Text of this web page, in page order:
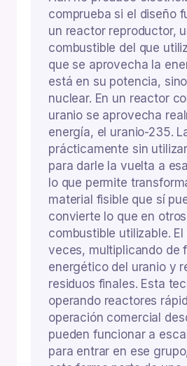
comprueba si el diseño
un reactor reproductor,
combustible del que
que se aprovecha la
está en su potencia,
nuclear. En un reactor
uranio se aprovecha
energía, el uranio-235.
prácticamente sin
para darle la vuelta a
lo que permite
material fisible que sí
convierte lo que en
combustible utilizable.
veces, multiplicando de
energético del uranio y
residuos finales. Esta
operando reactores
operación comercial
pueden funcionar a
para entrar en ese